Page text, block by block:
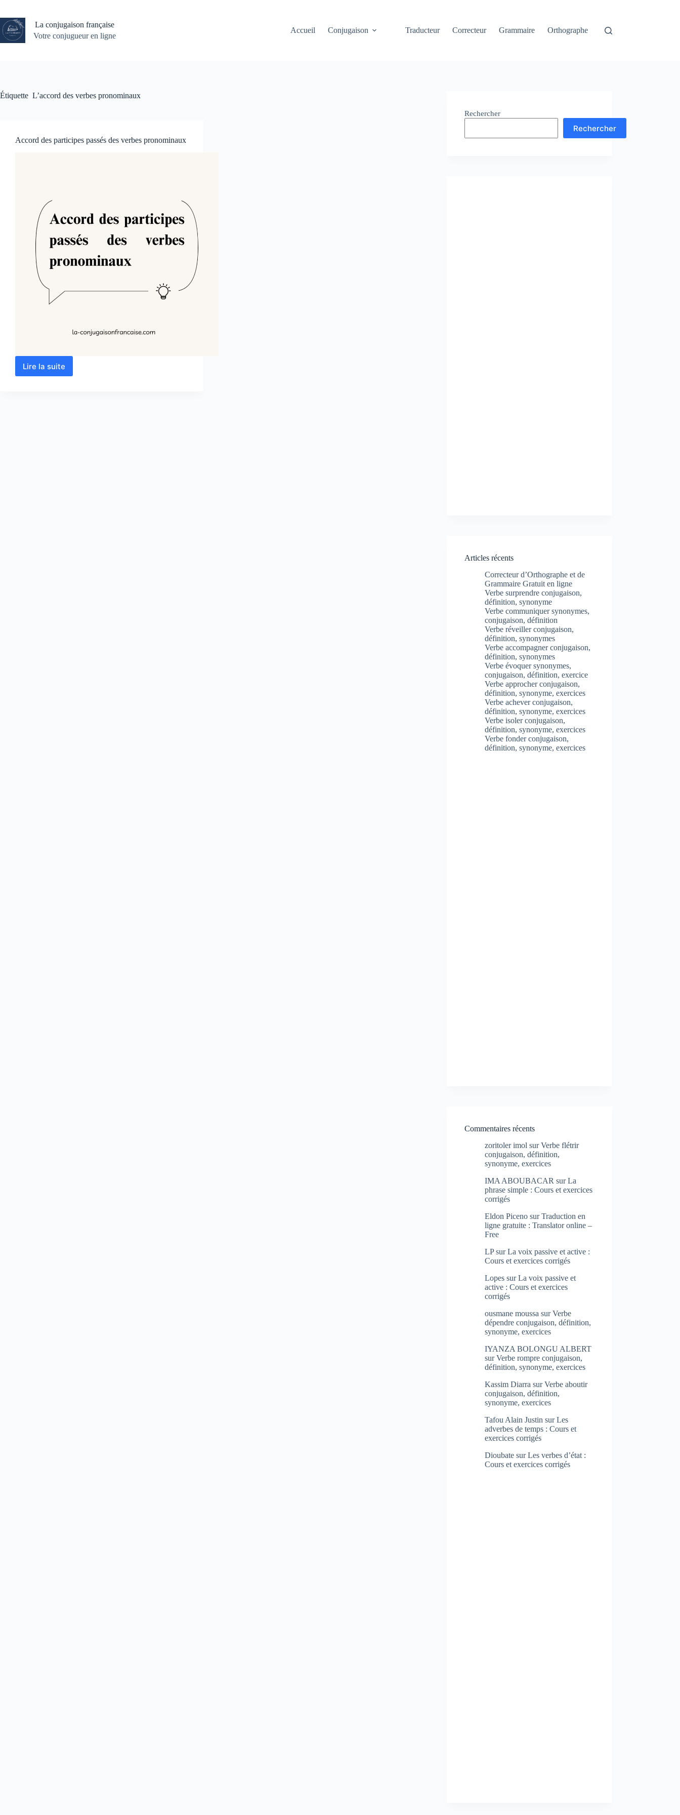
contenu
La conjugaison française
Votre conjugueur en ligne
Accueil Conjugaison Traducteur Correcteur Grammaire Orthographe
Étiquette L’accord des verbes pronominaux
Accord des participes passés des verbes pronominaux
Lire la suite
Accord
Rechercher
Rechercher
Articles récents
Correcteur d’Orthographe et de
Grammaire Gratuit en ligne
Verbe surprendre conjugaison,
définition, synonyme
Verbe communiquer synonymes,
conjugaison, définition
Verbe réveiller conjugaison,
définition, synonymes
Verbe accompagner conjugaison,
définition, synonymes
Verbe évoquer synonymes,
conjugaison, définition, exercice
Verbe approcher conjugaison,
définition, synonyme, exercices
Verbe achever conjugaison,
définition, synonyme, exercices
Verbe isoler conjugaison,
définition, synonyme, exercices
Verbe fonder conjugaison,
définition, synonyme, exercices
Commentaires récents
zoritoler imol surVerbe flétrir
conjugaison, définition,
synonyme, exercices
IMA ABOUBACAR surLa
phrase simple : Cours et exercices
corrigés
Eldon Piceno surTraduction en
ligne gratuite : Translator online –
Free
LPsurLa voix passive et active :
Cours et exercices corrigés
Lopes surLa voix passive et
active : Cours et exercices
corrigés
ousmane moussa surVerbe
dépendre conjugaison, définition,
synonyme, exercices
IYANZA BOLONGU ALBERT
surVerbe rompre conjugaison,
définition, synonyme, exercices
Kassim Diarra surVerbe aboutir
conjugaison, définition,
synonyme, exercices
Tafou Alain Justin surLes
adverbes de temps : Cours et
exercices corrigés
Dioubate surLes verbes d’état :
Cours et exercices corrigés